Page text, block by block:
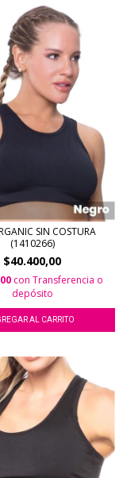
SIN COSTURA
(1410266)
$40.400,00
con Transferencia o
depósito
AL CARRITO